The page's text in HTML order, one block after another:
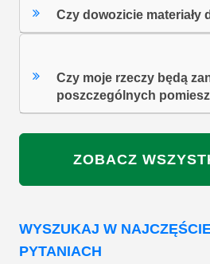
Czy dowozicie materiały
Czy moje rzeczy będą
poszczególnych
ZOBACZ
WYSZUKAJ W
PYTANIACH